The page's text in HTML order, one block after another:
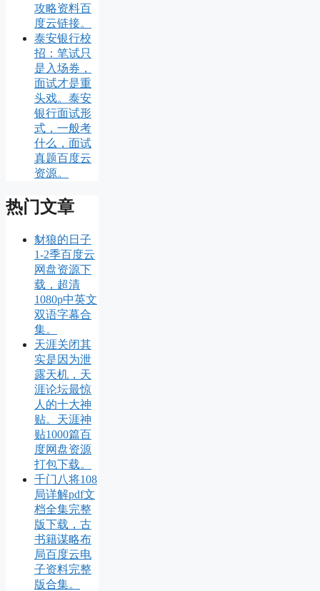
攻略资料百
度云链接。
泰安银行校
招：笔试只
是入场券，
面试才是重
头戏。泰安
银行面试形
式，一般考
什么，面试
真题百度云
资源。
热门文章
豺狼的日子
1-2季百度云
网盘资源下
载，超清
1080p中英文
双语字幕合
集。
天涯关闭其
实是因为泄
露天机，天
涯论坛最惊
人的十大神
贴。天涯神
贴1000篇百
度网盘资源
打包下载。
千门八将108
局详解pdf文
档全集完整
版下载，古
书籍谋略布
局百度云电
子资料完整
版合集。